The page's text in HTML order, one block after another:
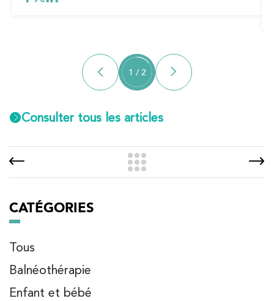
1 / 2
Consulter tous les articles
CATÉGORIES
Tous
Balnéothérapie
Enfant et bébé